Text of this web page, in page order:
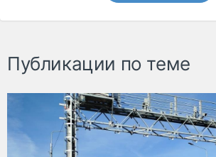
Публикации по теме